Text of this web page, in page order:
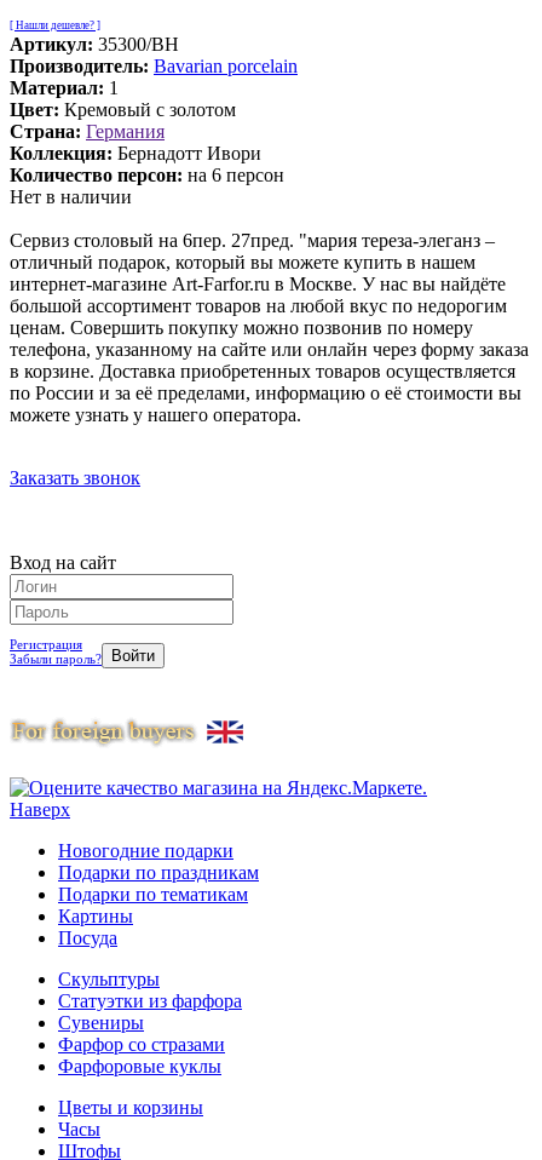
[ Нашли дешевле? ]
Артикул: 35300/BH
Производитель: Bavarian porcelain
Материал: 1
Цвет: Кремовый с золотом
Страна: Германия
Коллекция: Бернадотт Ивори
Количество персон: на 6 персон
Нет в наличии
Сервиз столовый на 6пер. 27пред. "мария тереза-элеганз –
отличный подарок, который вы можете купить в нашем
интернет-магазине Art-Farfor.ru в Москве. У нас вы найдёте
большой ассортимент товаров на любой вкус по недорогим
ценам. Совершить покупку можно позвонив по номеру
телефона, указанному на сайте или онлайн через форму заказа
в корзине. Доставка приобретенных товаров осуществляется
по России и за её пределами, информацию о её стоимости вы
можете узнать у нашего оператора.
Заказать звонок
Вход на сайт
Регистрация
Забыли пароль?
Наверх
Новогодние подарки
Подарки по праздникам
Подарки по тематикам
Картины
Посуда
Скульптуры
Статуэтки из фарфора
Сувениры
Фарфор со стразами
Фарфоровые куклы
Цветы и корзины
Часы
Штофы